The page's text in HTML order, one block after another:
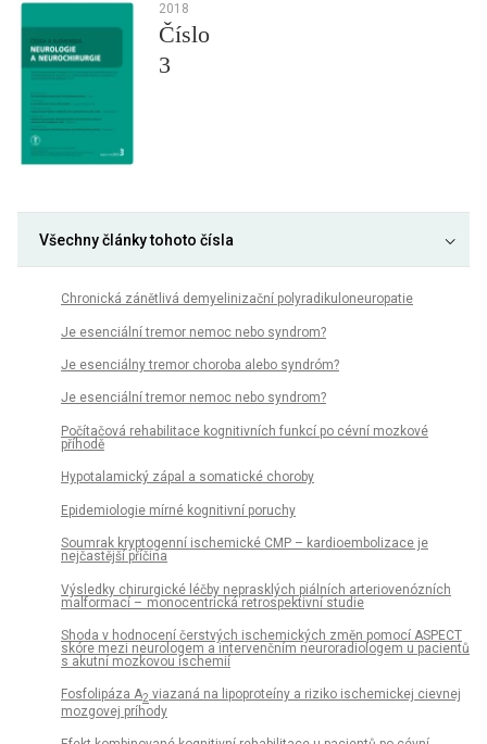
2018
Číslo
3
Všechny články tohoto čísla
Chronická zánětlivá demyelinizační polyradikuloneuropatie
Je esenciální tremor nemoc nebo syndrom?
Je esenciálny tremor choroba alebo syndróm?
Je esenciální tremor nemoc nebo syndrom?
Počítačová rehabilitace kognitivních funkcí po cévní mozkové
příhodě
Hypotalamický zápal a somatické choroby
Epidemiologie mírné kognitivní poruchy
Soumrak kryptogenní ischemické CMP – kardioembolizace je
nejčastější příčina
Výsledky chirurgické léčby neprasklých piálních arteriovenózních
malformací – monocentrická retrospektivní studie
Shoda v hodnocení čerstvých ischemických změn pomocí ASPECT
skóre mezi neurologem a intervenčním neuroradiologem u pa­cientů
s akutní mozkovou ischemií
Fosfolipáza A2 viazaná na lipoproteíny a riziko ischemickej cievnej
mozgovej príhody